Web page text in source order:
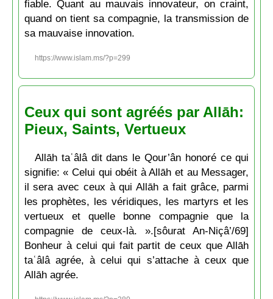
fiable. Quant au mauvais innovateur, on craint,
quand on tient sa compagnie, la transmission de
sa mauvaise innovation.
https://www.islam.ms/?p=299
Ceux qui sont agréés par Allāh:
Pieux, Saints, Vertueux
Allāh taʿâlâ dit dans le Qour’ân honoré ce qui
signifie: « Celui qui obéit à Allāh et au Messager,
il sera avec ceux à qui Allāh a fait grâce, parmi
les prophètes, les véridiques, les martyrs et les
vertueux et quelle bonne compagnie que la
compagnie de ceux-là. ».[sôurat An-Niçâ’/69]
Bonheur à celui qui fait partit de ceux que Allāh
taʿâlâ agrée, à celui qui s’attache à ceux que
Allāh agrée.